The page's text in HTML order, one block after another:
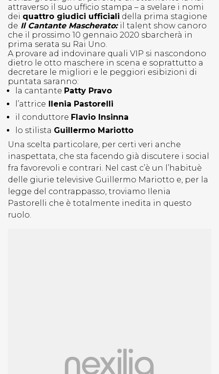
attraverso il suo ufficio stampa – a svelare i nomi
dei quattro giudici ufficiali della prima stagione
de Il Cantante Mascherato: il talent show canoro
che il prossimo 10 gennaio 2020 sbarcherà in
prima serata su Rai Uno.
A provare ad indovinare quali VIP si nascondono
dietro le otto maschere in scena e soprattutto a
decretare le migliori e le peggiori esibizioni di
puntata saranno:
la cantante Patty Pravo
l’attrice Ilenia Pastorelli
il conduttore Flavio Insinna
lo stilista Guillermo Mariotto
Una scelta particolare, per certi veri anche
inaspettata, che sta facendo già discutere i social
fra favorevoli e contrari. Nel cast c’è un l’habituè
delle giurie televisive Guillermo Mariotto e, per la
legge del contrappasso, troviamo Ilenia
Pastorelli che è totalmente inedita in questo
ruolo.